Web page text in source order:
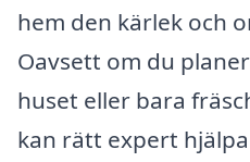
hem den kärlek och
Oavsett om du
huset eller bara
kan rätt expert